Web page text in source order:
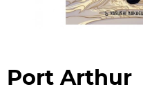
Port Arthur